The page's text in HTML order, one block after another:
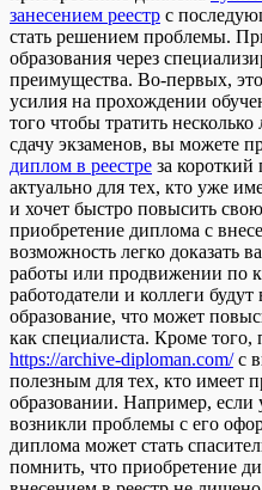
занесением реестр с
стать решением проблемы.
образования через
преимущества. Во-первых,
усилия на прохождении
того чтобы тратить
сдачу экзаменов, вы можете
диплом в реестре за
актуально для тех, кто уже
и хочет быстро повысить
приобретение диплома с
возможность легко доказать
работы или продвижении по
работодатели и коллеги
образование, что может
как специалиста. Кроме того,
https://archive-diploman.com/с
полезным для тех, кто имеет
образовании. Например, если
возникли проблемы с его
диплома может стать
помнить, что приобретение